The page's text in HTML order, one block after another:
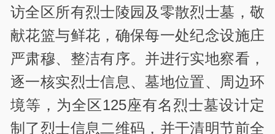
访全区所有烈士陵园及零散烈士墓，敬
献花篮与鲜花，确保每一处纪念设施庄
严肃穆、整洁有序。并进行实地察看，
逐一核实烈士信息、墓地位置、周边环
境等，为全区125座有名烈士墓设计定
制了烈士信息二维码，并于清明节前全